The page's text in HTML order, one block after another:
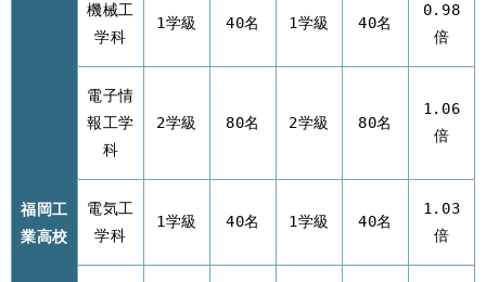
福岡工
業高校
機械工
学科
1学級 40名 1学級 40名
0.98
倍
電子情
報工学
科
2学級 80名 2学級 80名
1.06
倍
電気工
学科
1学級 40名 1学級 40名
1.03
倍